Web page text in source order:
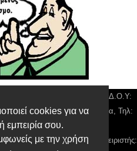
cookies για να
εμπειρία σου.
με την χρήση
Orion Media, ΑΦΜ: 043750542, Δ.Ο.Υ:
Τιουσόν 31 τ.κ 42132 Τρίκαλα, Τηλ:
news@3kalanews.gr
Ιδιοκτήτης και Διαχειριστής: